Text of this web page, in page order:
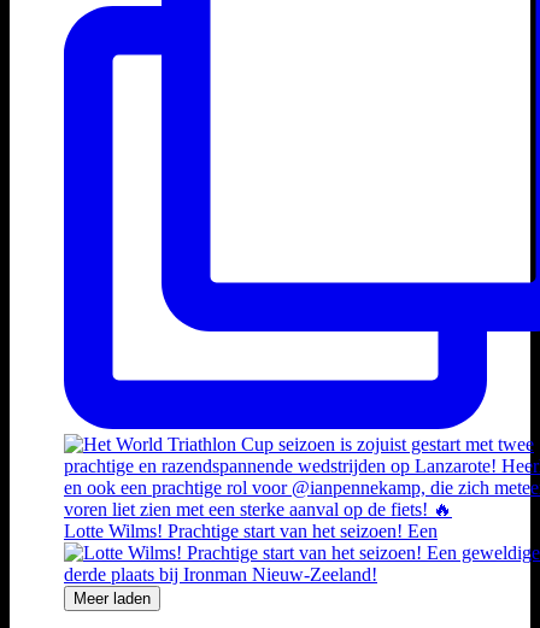
Lotte Wilms! Prachtige start van het seizoen! Een
Meer laden